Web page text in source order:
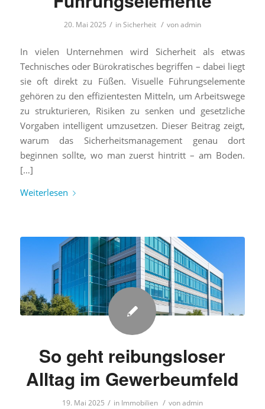
20. Mai 2025 / inSicherheit / vonadmin
In vielen Unternehmen wird Sicherheit als etwas
Technisches oder Bürokratisches begriffen – dabei liegt
sie oft direkt zu Füßen. Visuelle Führungselemente
gehören zu den effizientesten Mitteln, um Arbeitswege
zu strukturieren, Risiken zu senken und gesetzliche
Vorgaben intelligent umzusetzen. Dieser Beitrag zeigt,
warum das Sicherheitsmanagement genau dort
beginnen sollte, wo man zuerst hintritt – am Boden.
[…]
Weiterlesen
So geht reibungsloser
Alltag im Gewerbeumfeld
19. Mai 2025 / in Immobilien / vonadmin